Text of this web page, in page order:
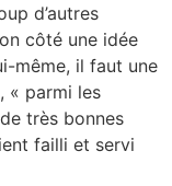
d’autres
côté une idée
même, il faut une
« parmi les
très bonnes
failli et servi